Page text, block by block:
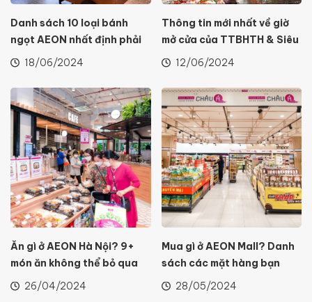
Danh sách 10 loại bánh
ngọt AEON nhất định phải
thử18/06/2024
Thông tin mới nhất về giờ
mở cửa của TTBHTH & Siêu
thị AEON 2024
12/06/2024
Ăn gì ở AEON Hà Nội? 9+
món ăn không thể bỏ qua
khi đến AEON
26/04/2024
Mua gì ở AEON Mall? Danh
sách các mặt hàng bạn
không thể bỏ qua
28/05/2024